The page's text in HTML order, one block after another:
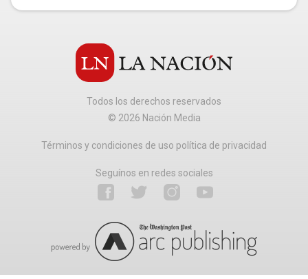
Todos los derechos reservados
© 2026 Nación Media
Términos y condiciones de uso política de privacidad
Seguínos en redes sociales